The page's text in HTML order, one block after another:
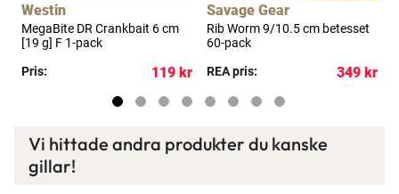
Westin
MegaBite DR Crankbait 6 cm
[19 g] F 1-pack
Pris:
119 kr
Savage Gear
Rib Worm 9/10.5 cm betesset
60-pack
REA pris:
349 kr
Vi hittade andra produkter du kanske
gillar!